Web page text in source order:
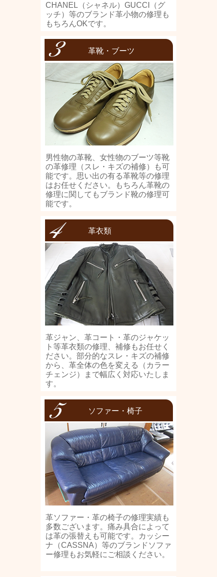
CHANEL（シャネル）GUCCI（グ
ッチ）等のブランド革小物の修理も
もちろんOKです。
革靴・ブーツ
男性物の革靴、女性物のブーツ等靴
の革修理（スレ・キズの補修）も可
能です。思い出の有る革靴等の修理
はお任せください。もちろん革靴の
修理に関してもブランド靴の修理可
能です。
革衣類
革ジャン、革コート・革のジャケッ
ト等革衣類の修理、補修もお任せく
ださい。部分的なスレ・キズの補修
から、革全体の色を変える（カラー
チェンジ）まで幅広く対応いたしま
す。
ソファー・椅子
革ソファー・革の椅子の修理実績も
多数ございます。痛み具合によって
は革の張替えも可能です。カッシー
ナ（CASSNA）等のブランドソファ
ー修理もお気軽にご相談ください。